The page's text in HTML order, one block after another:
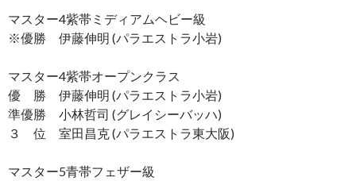
マスター4紫帯ミディアムヘビー級
※優勝 伊藤伸明 (パラエストラ小岩)
マスター4紫帯オープンクラス
優 勝 伊藤伸明 (パラエストラ小岩)
準優勝 小林哲司 (グレイシーバッハ)
３ 位 室田昌克 (パラエストラ東大阪)
マスター5青帯フェザー級